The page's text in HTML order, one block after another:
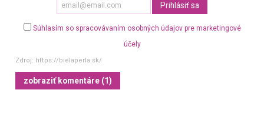
Súhlasím so spracovávaním osobných údajov pre marketingové
účely
Zdroj: https://bielaperla.sk/
zobraziť komentáre (1)